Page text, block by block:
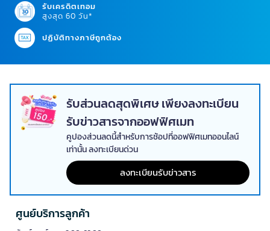
รับเครดิตเทอม
สูงสุด 60 วัน*
ปฏิบัติทางภาษีถูกต้อง
รับส่วนลดสุดพิเศษ เพียงลงทะเบียน
รับข่าวสารจากออฟฟิศเมท
คูปองส่วนลดนี้สำหรับการช้อปที่ออฟฟิศเมทออนไลน์
เท่านั้น ลงทะเบียนด่วน
ลงทะเบียนรับข่าวสาร
ศูนย์บริการลูกค้า